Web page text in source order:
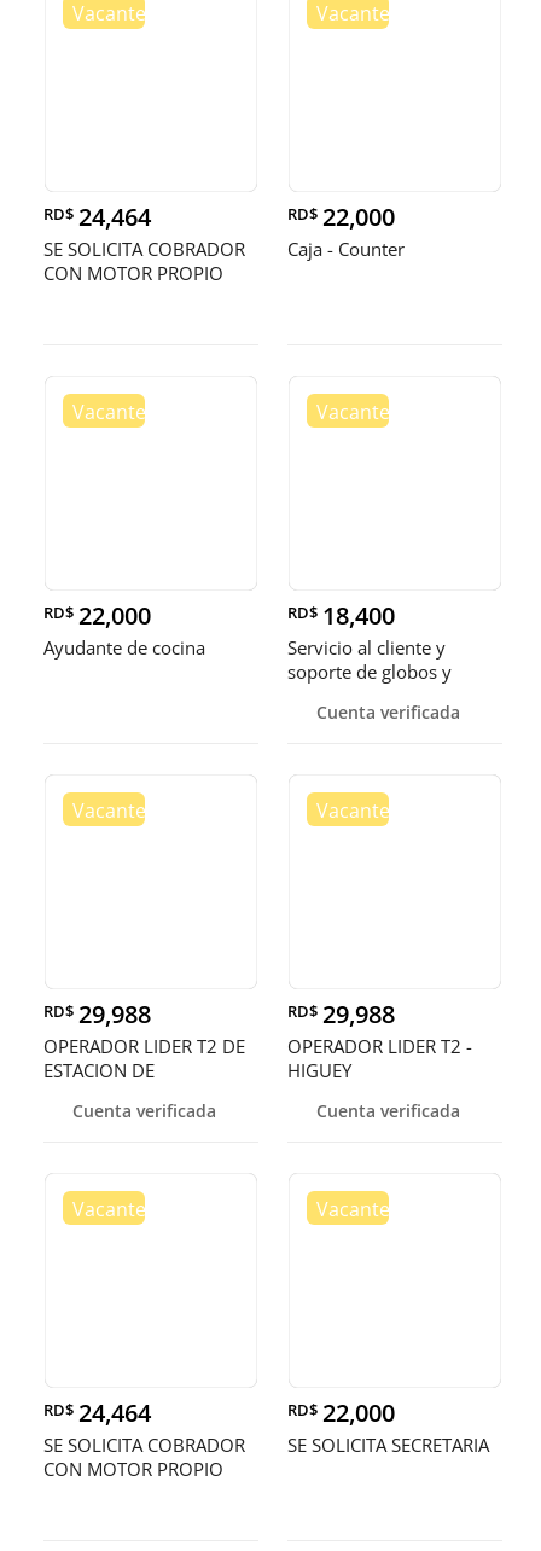
RD$ 24,464
SE SOLICITA COBRADOR
CON MOTOR PROPIO
RD$ 22,000
Caja - Counter
RD$ 22,000
Ayudante de cocina
RD$ 18,400
Servicio al cliente y
soporte de globos y
Cuenta verificada
RD$ 29,988
OPERADOR LIDER T2 DE
ESTACION DE
Cuenta verificada
RD$ 29,988
OPERADOR LIDER T2 -
HIGUEY
Cuenta verificada
RD$ 24,464
SE SOLICITA COBRADOR
CON MOTOR PROPIO
RD$ 22,000
SE SOLICITA SECRETARIA